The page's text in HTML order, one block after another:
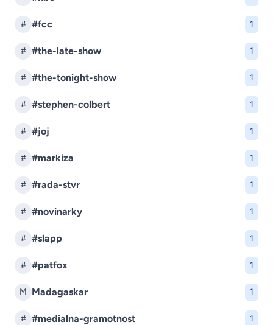
# #fcc 1
# #the-late-show 1
# #the-tonight-show 1
# #stephen-colbert 1
# #joj 1
# #markiza 1
# #rada-stvr 1
# #novinarky 1
# #slapp 1
# #patfox 1
M Madagaskar 1
# #medialna-gramotnost 1